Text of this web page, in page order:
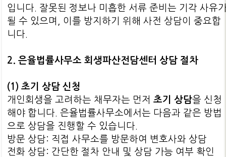
입니다. 잘못된 정보나 미흡한 서류 준비는 기각 사유
될 수 있으며, 이를 방지하기 위해 사전 상담이 중요합
니다.
2. 은율법률사무소 회생파산전담센터 상담 절차
(1) 초기 상담 신청
개인회생을 고려하는 채무자는 먼저초기 상담을 신청
해야 합니다. 은율법률사무소에서는 다음과 같은 방법
으로 상담을 진행할 수 있습니다.
방문 상담: 직접 사무소를 방문하여 변호사와 상담
전화 상담: 간단한 절차 안내 및 상담 가능 여부 확인